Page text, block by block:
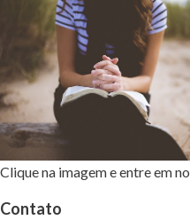
Clique na imagem e entre em
Contato